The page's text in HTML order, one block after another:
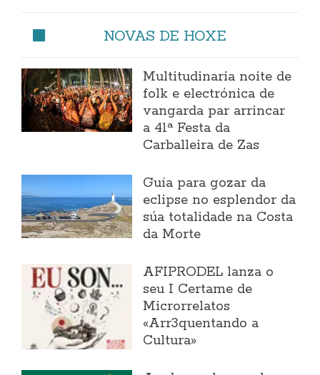
NOVAS DE HOXE
Multitudinaria noite de
folk e electrónica de
vangarda par arrincar
a 41ª Festa da
Carballeira de Zas
Guía para gozar da
eclipse no esplendor da
súa totalidade na Costa
da Morte
AFIPRODEL lanza o
seu I Certame de
Microrrelatos
«Arr3quentando a
Cultura»